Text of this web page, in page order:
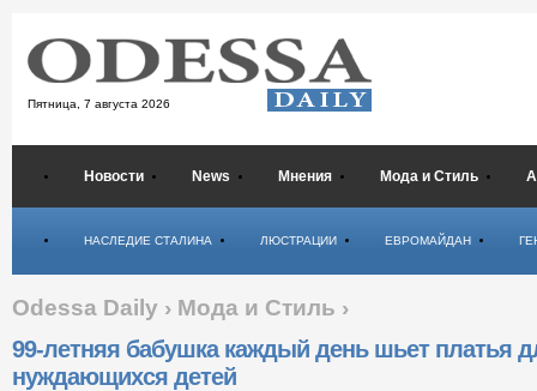
Пятница, 7 августа 2026
Новости News Мнения Мода и Стиль
НАСЛЕДИЕ СТАЛИНА ЛЮСТРАЦИИ ЕВРОМАЙДАН
Odessa Daily › Мода и Стиль ›
99-летняя бабушка каждый день шьет платья
нуждающихся детей